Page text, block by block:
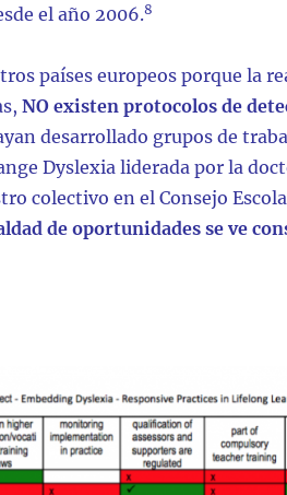
el año 2006.8
países europeos porque la
NO existen protocolos de
desarrollado grupos de
Dyslexia liderada por la
colectivo en el Consejo
de oportunidades se ve